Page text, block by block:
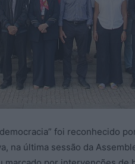
foi reconhecido
na última sessão da